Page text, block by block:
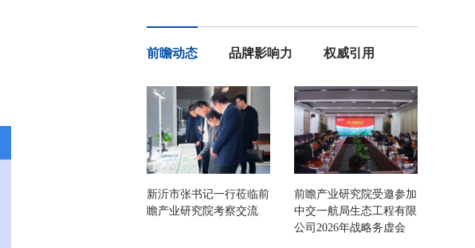
前瞻动态 品牌影响力 权威引用
新沂市张书记一行莅临前
瞻产业研究院考察交流
前瞻产业研究院受邀参加
中交一航局生态工程有限
公司2026年战略务虚会